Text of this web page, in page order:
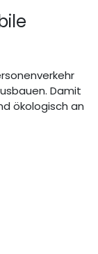
Damit
ökologisch an